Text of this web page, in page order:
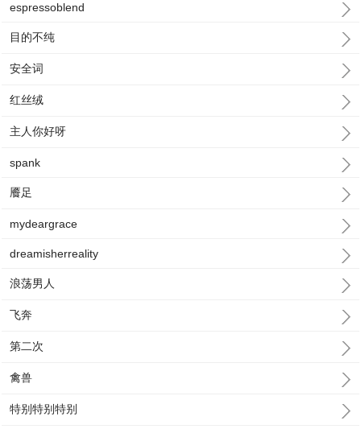
espressoblend
目的不纯
安全词
红丝绒
主人你好呀
spank
餍足
mydeargrace
dreamisherreality
浪荡男人
飞奔
第二次
禽兽
特别特别特别